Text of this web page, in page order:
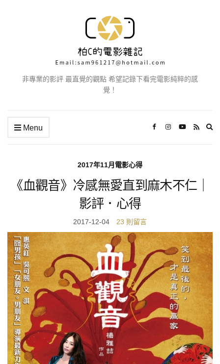
非專業的影評 最直覺的觀點 希望記錄下看完電影純粹的感
覺！
Menu
2017年11月電影心得
《血觀音》冷感無愛直到麻木不仁｜
影評．心得
2017-12-04 23 則留言